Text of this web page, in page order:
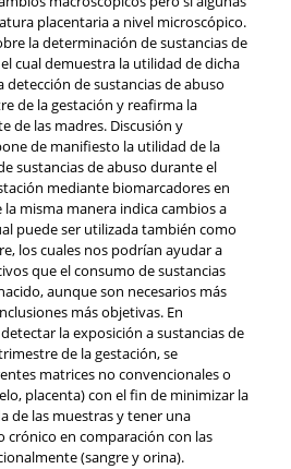
placentaria a nivel microscópico.
la determinación de sustancias de
cual demuestra la utilidad de dicha
de sustancias de abuso
de la gestación y reafirma la
de las madres. Discusión y
de manifiesto la utilidad de la
sustancias de abuso durante el
mediante biomarcadores en
misma manera indica cambios a
puede ser utilizada también como
los cuales nos podrían ayudar a
que el consumo de sustancias
aunque son necesarios más
más objetivas. En
la exposición a sustancias de
de la gestación, se
matrices no convencionales o
placenta) con el fin de minimizar la
de las muestras y tener una
crónico en comparación con las
(sangre y orina).